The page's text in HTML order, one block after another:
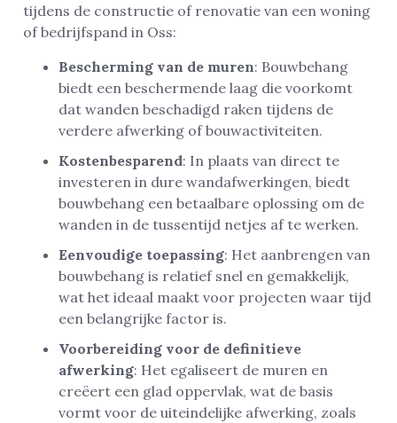
tijdens de constructie of renovatie van een woning
of bedrijfspand in Oss:
Bescherming van de muren: Bouwbehang
biedt een beschermende laag die voorkomt
dat wanden beschadigd raken tijdens de
verdere afwerking of bouwactiviteiten.
Kostenbesparend: In plaats van direct te
investeren in dure wandafwerkingen, biedt
bouwbehang een betaalbare oplossing om de
wanden in de tussentijd netjes af te werken.
Eenvoudige toepassing: Het aanbrengen van
bouwbehang is relatief snel en gemakkelijk,
wat het ideaal maakt voor projecten waar tijd
een belangrijke factor is.
Voorbereiding voor de definitieve
afwerking: Het egaliseert de muren en
creëert een glad oppervlak, wat de basis
vormt voor de uiteindelijke afwerking, zoals